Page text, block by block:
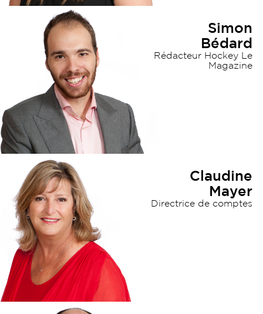
Simon
Bédard
Rédacteur Hockey Le
Magazine
Claudine
Mayer
Directrice de comptes